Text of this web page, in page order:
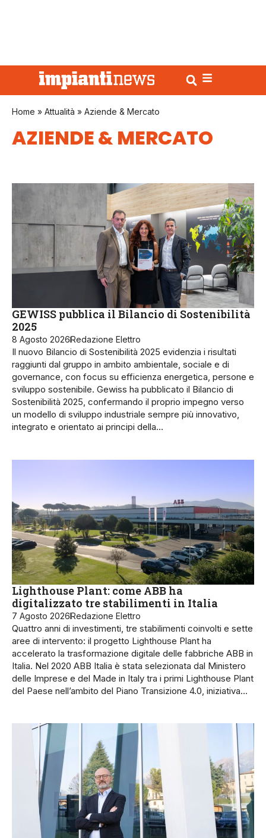
Home » Attualità » Aziende & Mercato
AZIENDE & MERCATO
GEWISS pubblica il Bilancio di Sostenibilità
2025
8 Agosto 2026Redazione Elettro
Il nuovo Bilancio di Sostenibilità 2025 evidenzia i risultati
raggiunti dal gruppo in ambito ambientale, sociale e di
governance, con focus su efficienza energetica, persone e
sviluppo sostenibile. Gewiss ha pubblicato il Bilancio di
Sostenibilità 2025, confermando il proprio impegno verso
un modello di sviluppo industriale sempre più innovativo,
integrato e orientato ai principi della…
Lighthouse Plant: come ABB ha
digitalizzato tre stabilimenti in Italia
7 Agosto 2026Redazione Elettro
Quattro anni di investimenti, tre stabilimenti coinvolti e sette
aree di intervento: il progetto Lighthouse Plant ha
accelerato la trasformazione digitale delle fabbriche ABB in
Italia. Nel 2020 ABB Italia è stata selezionata dal Ministero
delle Imprese e del Made in Italy tra i primi Lighthouse Plant
del Paese nell’ambito del Piano Transizione 4.0, iniziativa…